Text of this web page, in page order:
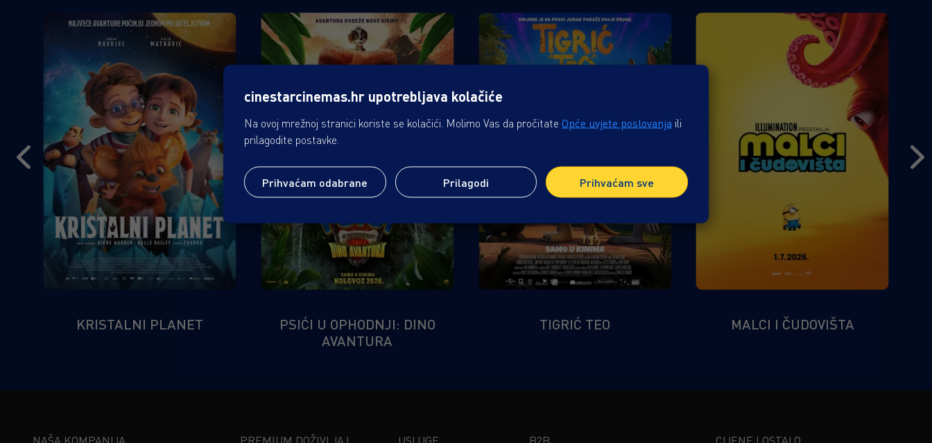
KRISTALNI PLANET
PSIĆI U OPHODNJI: DINO
AVANTURA
TIGRIĆ TEO MALCI I ČUDOVIŠTA
NAŠA KOMPANIJA PREMIUM DOŽIVLJAJ USLUGE B2B CIJENE I OSTALO
cinestarcinemas.hr upotrebljava kolačiće
Na ovoj mrežnoj stranici koriste se kolačići. Molimo Vas da pročitate Opće uvjete poslovanja ili
prilagodite postavke.
Prihvaćam odabrane Prilagodi Prihvaćam sve